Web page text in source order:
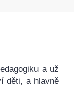
a už
děti, a hlavně